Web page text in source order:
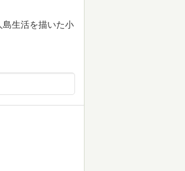
生活を描いた小